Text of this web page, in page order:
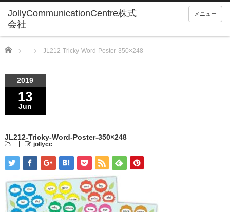
メニュー
Home JL212-Tricky-Word-Poster-350×248
2019
13
Jun
JL212-Tricky-Word-Poster-350×248
jollycc